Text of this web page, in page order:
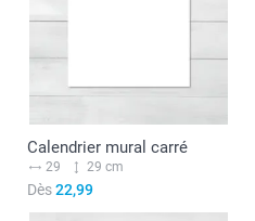
Calendrier mural carré
29 29 cm
Dès22,99